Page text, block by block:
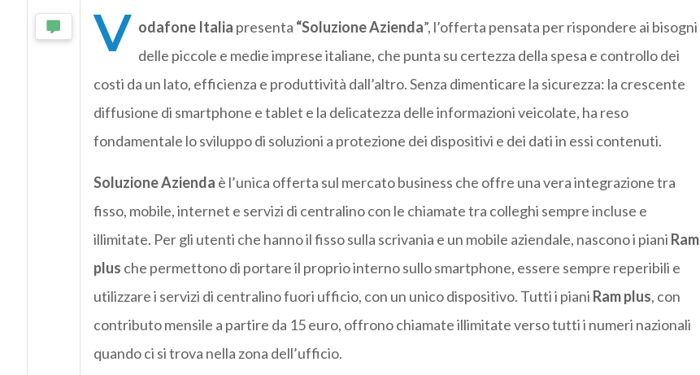
V odafone Italia presenta “Soluzione Azienda”, l’offerta pensata per rispondere ai bisogni
delle piccole e medie imprese italiane, che punta su certezza della spesa e controllo dei
costi da un lato, efficienza e produttività dall’altro. Senza dimenticare la sicurezza: la crescente
diffusione di smartphone e tablet e la delicatezza delle informazioni veicolate, ha reso
fondamentale lo sviluppo di soluzioni a protezione dei dispositivi e dei dati in essi contenuti.
Soluzione Azienda è l’unica offerta sul mercato business che offre una vera integrazione tra
fisso, mobile, internet e servizi di centralino con le chiamate tra colleghi sempre incluse e
illimitate. Per gli utenti che hanno il fisso sulla scrivania e un mobile aziendale, nascono i piani Ram
plus che permettono di portare il proprio interno sullo smartphone, essere sempre reperibili e
utilizzare i servizi di centralino fuori ufficio, con un unico dispositivo. Tutti i piani Ram plus, con
contributo mensile a partire da 15 euro, offrono chiamate illimitate verso tutti i numeri nazionali
quando ci si trova nella zona dell’ufficio.